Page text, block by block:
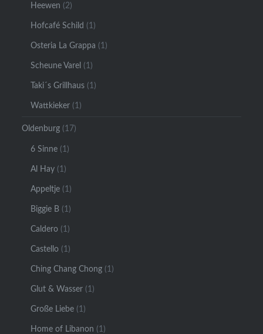
Heewen (2)
Hofcafé Schild (1)
Osteria La Grappa (1)
Scheune Varel (1)
Taki´s Grillhaus (1)
Wattkieker (1)
Oldenburg (17)
6 Sinne (1)
Al Hay (1)
Appeltje (1)
Biggie B (1)
Caldero (1)
Castello (1)
Ching Chang Chong (1)
Glut & Wasser (1)
Große Liebe (1)
Home of Libanon (1)